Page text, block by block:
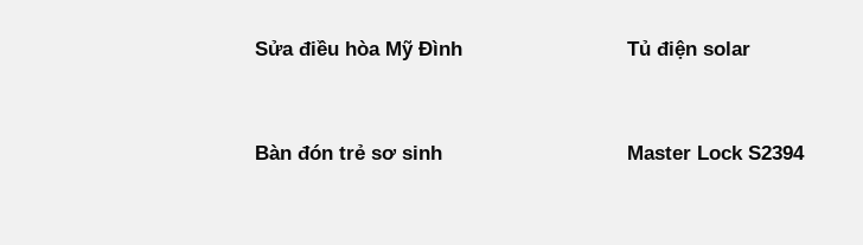
Sửa điều hòa Mỹ Đình Tủ điện solar
Bàn đón trẻ sơ sinh Master Lock S2394